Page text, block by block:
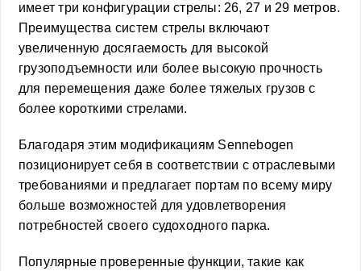
имеет три конфигурации стрелы: 26, 27 и 29 метров.
Преимущества систем стрелы включают
увеличенную досягаемость для высокой
грузоподъемности или более высокую прочность
для перемещения даже более тяжелых грузов с
более короткими стрелами.
Благодаря этим модификациям Sennebogen
позиционирует себя в соответствии с отраслевыми
требованиями и предлагает портам по всему миру
больше возможностей для удовлетворения
потребностей своего судоходного парка.
Популярные проверенные функции, такие как